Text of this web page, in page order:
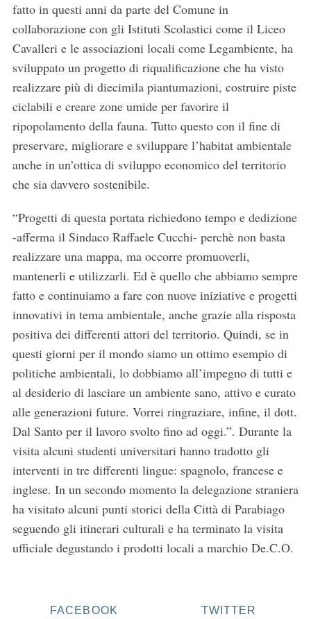
fatto in questi anni da parte del Comune in
collaborazione con gli Istituti Scolastici come il Liceo
Cavalleri e le associazioni locali come Legambiente, ha
sviluppato un progetto di riqualificazione che ha visto
realizzare più di diecimila piantumazioni, costruire piste
ciclabili e creare zone umide per favorire il
ripopolamento della fauna. Tutto questo con il fine di
preservare, migliorare e sviluppare l’habitat ambientale
anche in un’ottica di sviluppo economico del territorio
che sia davvero sostenibile.
“Progetti di questa portata richiedono tempo e dedizione
-afferma il Sindaco Raffaele Cucchi- perchè non basta
realizzare una mappa, ma occorre promuoverli,
mantenerli e utilizzarli. Ed è quello che abbiamo sempre
fatto e continuiamo a fare con nuove iniziative e progetti
innovativi in tema ambientale, anche grazie alla risposta
positiva dei differenti attori del territorio. Quindi, se in
questi giorni per il mondo siamo un ottimo esempio di
politiche ambientali, lo dobbiamo all’impegno di tutti e
al desiderio di lasciare un ambiente sano, attivo e curato
alle generazioni future. Vorrei ringraziare, infine, il dott.
Dal Santo per il lavoro svolto fino ad oggi.”. Durante la
visita alcuni studenti universitari hanno tradotto gli
interventi in tre differenti lingue: spagnolo, francese e
inglese. In un secondo momento la delegazione straniera
ha visitato alcuni punti storici della Città di Parabiago
seguendo gli itinerari culturali e ha terminato la visita
ufficiale degustando i prodotti locali a marchio De.C.O.
FACEBOOK TWITTER
S
a
r
c
h
o
r
: